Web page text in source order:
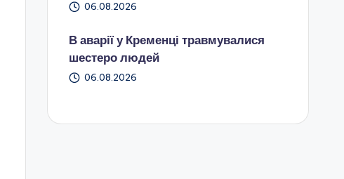
06.08.2026
В аварії у Кременці травмувалися
шестеро людей
06.08.2026